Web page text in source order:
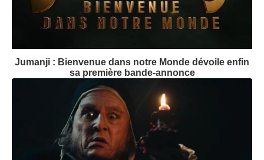
Jumanji : Bienvenue dans notre Monde dévoile enfin
sa première bande-annonce